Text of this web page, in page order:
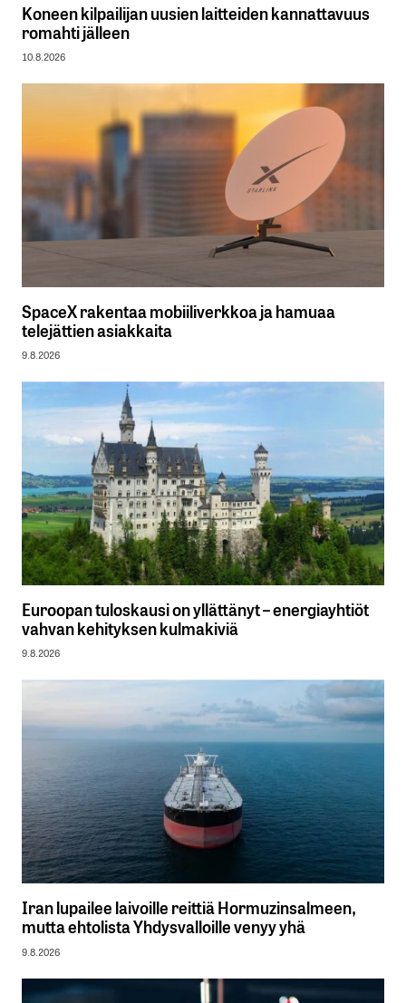
Koneen kilpailijan uusien laitteiden kannattavuus
romahti jälleen
10.8.2026
SpaceX rakentaa mobiiliverkkoa ja hamuaa
telejättien asiakkaita
9.8.2026
Euroopan tuloskausi on yllättänyt – energiayhtiöt
vahvan kehityksen kulmakiviä
9.8.2026
Iran lupailee laivoille reittiä Hormuzinsalmeen,
mutta ehtolista Yhdysvalloille venyy yhä
9.8.2026